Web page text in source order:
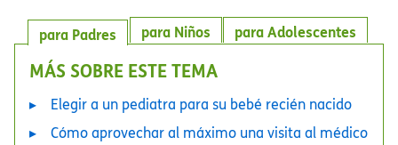
para Adolescentes
para Niños
para Padres
MÁS SOBRE ESTE TEMA
Elegir a un pediatra para su bebé recién nacido
Cómo aprovechar al máximo una visita al médico